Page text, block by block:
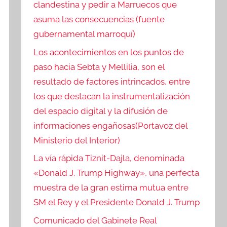
clandestina y pedir a Marruecos que
asuma las consecuencias (fuente
gubernamental marroquí)
Los acontecimientos en los puntos de
paso hacia Sebta y Mellilia, son el
resultado de factores intrincados, entre
los que destacan la instrumentalización
del espacio digital y la difusión de
informaciones engañosas(Portavoz del
Ministerio del Interior)
La vía rápida Tiznit-Dajla, denominada
«Donald J. Trump Highway», una perfecta
muestra de la gran estima mutua entre
SM el Rey y el Presidente Donald J. Trump
Comunicado del Gabinete Real